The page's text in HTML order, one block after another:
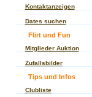
Kontaktanzeigen
Dates suchen
Flirt und Fun
Mitglieder Auktion
Zufallsbilder
Tips und Infos
Clubliste